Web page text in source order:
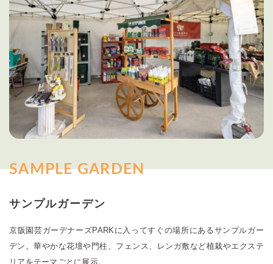
SAMPLE GARDEN
サンプルガーデン
京阪園芸ガーデナーズPARKに入ってすぐの場所にあるサンプルガー
デン。華やかな花壇や門柱、フェンス、レンガ敷など植栽やエクステ
リアをテーマごとに展示。